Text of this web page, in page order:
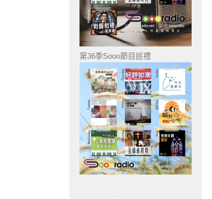
第36季Sooo節目巡禮